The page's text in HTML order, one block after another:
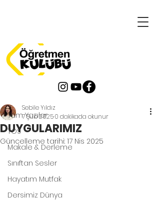
Tüm Yazılar
TOS
Makale & Derleme
Sınıftan Sesler
Hayatım Mutfak
Dersimiz Dünya
DUYGULARIMIZ
Sebile Yıldız
7 Şub 20250 dakikada okunur
Güncelleme tarihi: 17 Nis 2025